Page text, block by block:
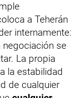
a Teherán
internamente:
se
La propia
la estabilidad
de cualquier